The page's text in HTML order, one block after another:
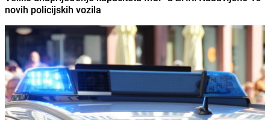
novih policijskih vozila